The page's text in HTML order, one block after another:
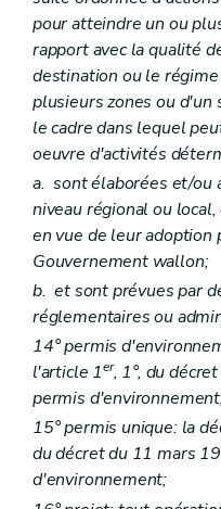
Art. R 30
Art. R 31
Art. R 32
Art. R 33
Titre II Initiation
Art. R 34
Art. R 35
Art. R 36
Art. R 37
Art. R 38
Art. R 39
Art. R 40
Art. R 41
Titre III Participation
Chapitre
Art. R41-1
Art. R41-2
Art. R41-3
Art. R41-4
Art. R41-5
Chapitre II
De
Art. R41-6
Chapitre III
Art. R41-7
Art. R41-8
pour atteindre un ou
rapport avec la qualité
destination ou le
plusieurs zones ou
le cadre dans lequel
oeuvre d'activités
a. sont élaborées et/ou
niveau régional ou
en vue de leur adoption
Gouvernement wallon;
b. et sont prévues par
réglementaires ou
14° permis
l'article 1er, 1°, du
permis
15° permis unique: la
du décret du 11 mars
d'environnement;